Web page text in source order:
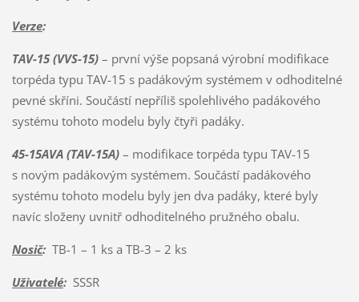
Verze:
TAV-15 (VVS-15)– první výše popsaná výrobní modifikace
torpéda typu TAV-15 s padákovým systémem v odhoditelné
pevné skříni. Součástí nepříliš spolehlivého padákového
systému tohoto modelu byly čtyři padáky.
45-15AVA (TAV-15A)– modifikace torpéda typu TAV-15
s novým padákovým systémem. Součástí padákového
systému tohoto modelu byly jen dva padáky, které byly
navíc složeny uvnitř odhoditelného pružného obalu.
Nosič:TB-1 – 1 ks a TB-3 – 2 ks
Uživatelé:SSSR